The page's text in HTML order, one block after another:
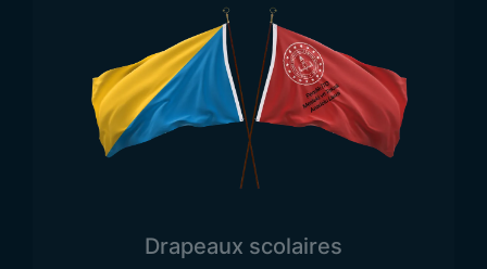
Somaliland sont profondément liés à l’histoire et à
la culture du pays. Le drapeau est composé de
trois bandes horizontales : verte en haut, blanche
au centre et rouge en bas. Dans la partie
supérieure verte se trouve l’inscription en arabe de
la profession de foi islamique, la
(« Il n’y
a de dieu qu’Allah, et Mohammed est le messager
une étoile noire à cinq branches. Le vert symbolise
Drapeaux scolaires